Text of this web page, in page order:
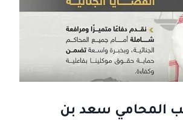
المحامي سعد بن